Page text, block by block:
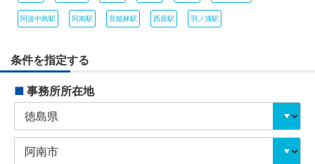
阿波中島駅 阿南駅 見能林駅 西原駅 羽ノ浦駅
条件を指定する
■ 事務所所在地